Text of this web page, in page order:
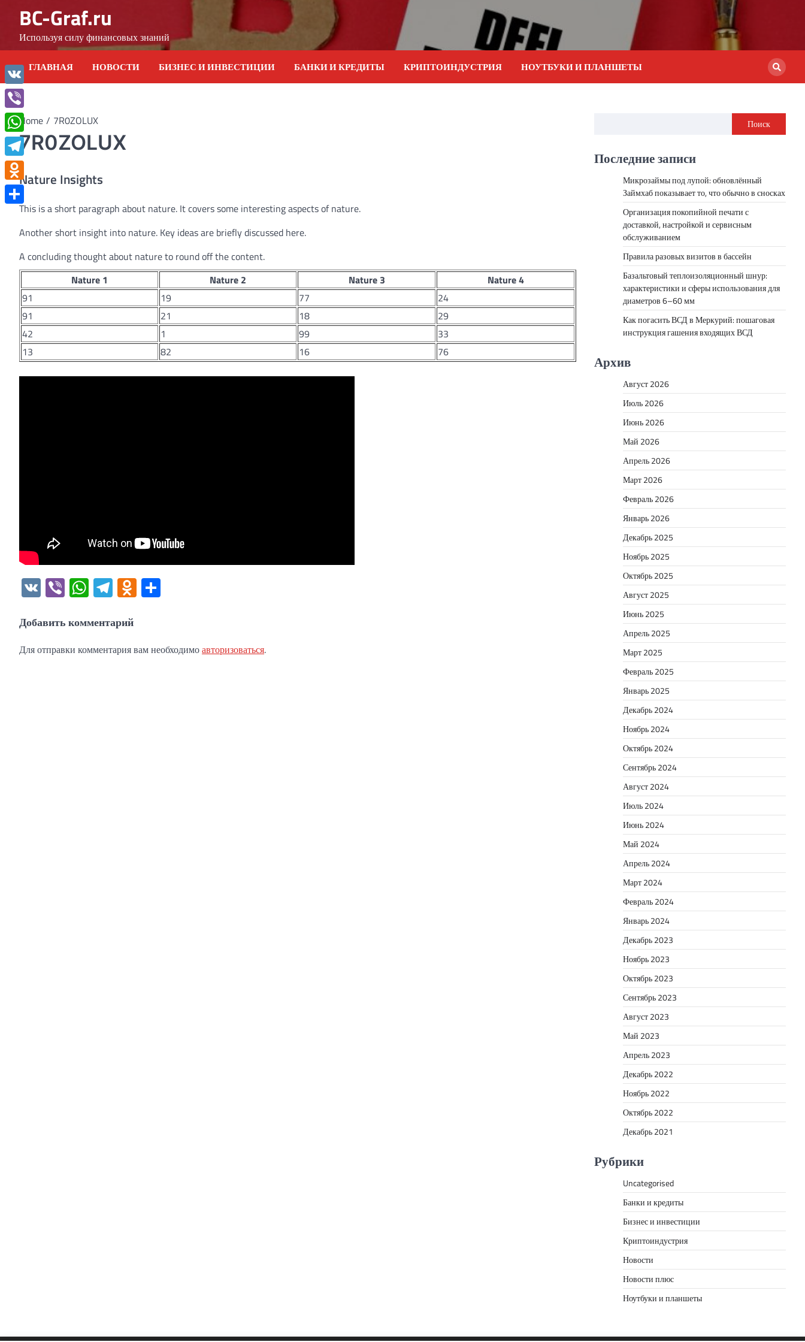
content
BC-Graf.ru
Используя силу финансовых знаний
ГЛАВНАЯ НОВОСТИ БИЗНЕС И ИНВЕСТИЦИИ БАНКИ И КРЕДИТЫ КРИПТОИНДУСТРИЯ НОУТБУКИ И ПЛАНШЕТЫ
Home 7R0ZOLUX
7R0ZOLUX
Nature Insights
This is a short paragraph about nature. It covers some interesting aspects of nature.
Another short insight into nature. Key ideas are briefly discussed here.
A concluding thought about nature to round off the content.
Nature 1
Nature 2 Nature 3
Nature 4
91
19 77
24
91
21 18
29
42
1 99
33
13
82 16 76
VK ViberWhatsApp
Telegram
Odnoklassniki
Добавить комментарий
Для отправки комментария вам необходимоавторизоваться.
Поиск
Последние записи
Микрозаймы под лупой: обновлённый
Займхаб показывает то, что обычно в сносках
Организация покопийной печати с
доставкой, настройкой и сервисным
обслуживанием
Правила разовых визитов в бассейн
Базальтовый теплоизоляционный шнур:
характеристики и сферы использования для
диаметров 6–60 мм
Как погасить ВСД в Меркурий: пошаговая
инструкция гашения входящих ВСД
Архив
Август 2026
Июль 2026
Июнь 2026
Май 2026
Апрель 2026
Март 2026
Февраль 2026
Январь 2026
Декабрь 2025
Ноябрь 2025
Октябрь 2025
Август 2025
Июнь 2025
Апрель 2025
Март 2025
Февраль 2025
Январь 2025
Декабрь 2024
Ноябрь 2024
Октябрь 2024
Сентябрь 2024
Август 2024
Июль 2024
Июнь 2024
Май 2024
Апрель 2024
Март 2024
Февраль 2024
Январь 2024
Декабрь 2023
Ноябрь 2023
Октябрь 2023
Сентябрь 2023
Август 2023
Май 2023
Апрель 2023
Декабрь 2022
Ноябрь 2022
Октябрь 2022
Декабрь 2021
Рубрики
Uncategorised
Банки и кредиты
Бизнес и инвестиции
Криптоиндустрия
Новости
Новости плюс
Ноутбуки и планшеты
VK
Viber
WhatsApp
Telegram
Odnoklassniki
Отправить